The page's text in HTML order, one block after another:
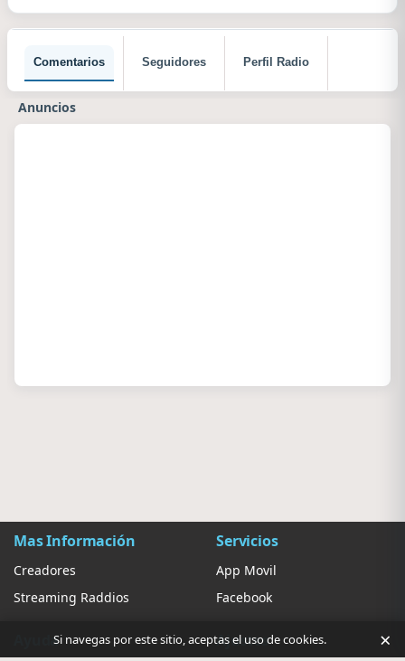
Comentarios Seguidores Perfil Radio
Anuncios
Mas Información
Creadores
Streaming Raddios
Servicios
App Movil
Facebook
Ayuda Ajustes
Si navegas por este sitio, aceptas el uso de cookies. ×